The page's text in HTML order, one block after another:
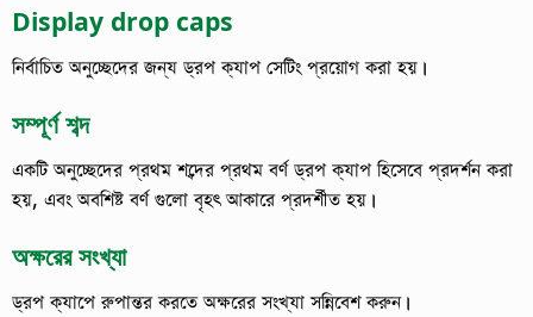
Display drop caps
নির্বাচিত অনুচ্ছেদের জন্য ড্রপ ক্যাপ সেটিং প্রয়োগ করা হয়।
সম্পূর্ণ শব্দ
একটি অনুচ্ছেদের প্রথম শব্দের প্রথম বর্ণ ড্রপ ক্যাপ হিসেবে প্রদর্শন করা
হয়, এবং অবশিষ্ট বর্ণ গুলো বৃহৎ আকারে প্রদর্শীত হয়।
অক্ষরের সংখ্যা
ড্রপ ক্যাপে রুপান্তর করতে অক্ষরের সংখ্যা সন্নিবেশ করুন।